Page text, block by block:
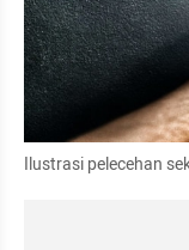
Ilustrasi pelecehan